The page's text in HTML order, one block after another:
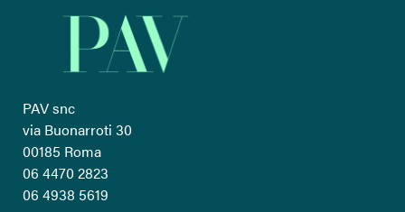
PAV snc
via Buonarroti 30
00185 Roma
06 4470 2823
06 4938 5619